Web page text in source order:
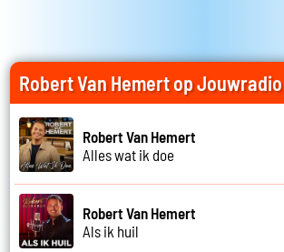
Robert Van Hemert op Jouwradio
Robert Van Hemert
Alles wat ik doe
Robert Van Hemert
Als ik huil